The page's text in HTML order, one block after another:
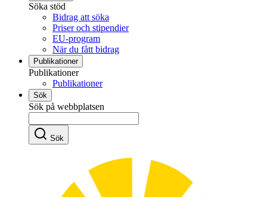
Söka stöd
Bidrag att söka
Priser och stipendier
EU-program
När du fått bidrag
Publikationer
Publikationer
Publikationer
Sök
Sök på webbplatsen
Sök